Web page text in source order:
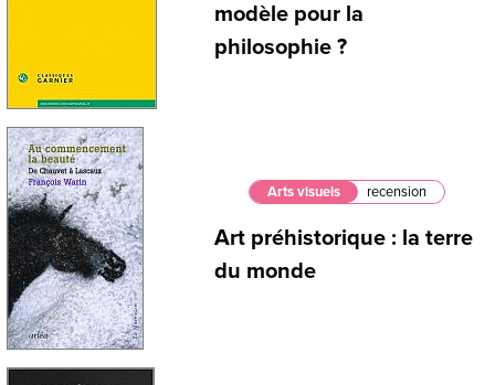
modèle pour la
philosophie ?
Arts visuels recension
Art préhistorique : la terre
du monde